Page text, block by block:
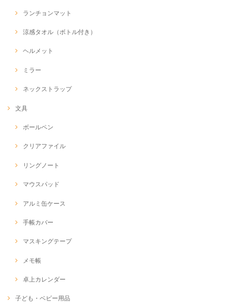
ランチョンマット
涼感タオル（ボトル付き）
ヘルメット
ミラー
ネックストラップ
文具
ボールペン
クリアファイル
リングノート
マウスパッド
アルミ缶ケース
手帳カバー
マスキングテープ
メモ帳
卓上カレンダー
子ども・ベビー用品